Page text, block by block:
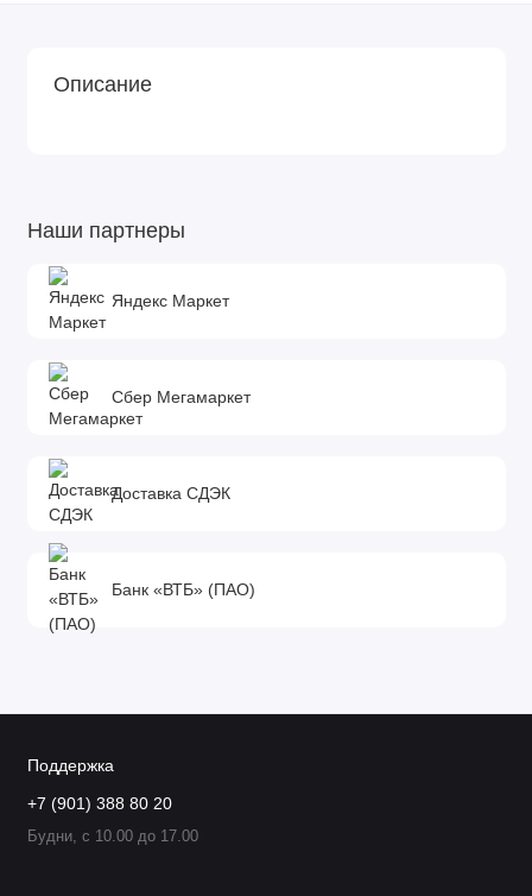
Описание
Наши партнеры
Яндекс Маркет
Сбер Мегамаркет
Доставка СДЭК
Банк «ВТБ» (ПАО)
Поддержка
+7 (901) 388 80 20
Будни, с 10.00 до 17.00